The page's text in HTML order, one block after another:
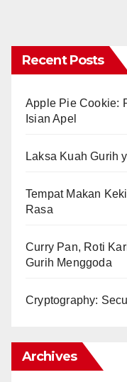
Recent Posts
Apple Pie Cookie:
Isian Apel
Laksa Kuah Gurih
Tempat Makan
Rasa
Curry Pan, Roti
Gurih Menggoda
Cryptography:
Archives